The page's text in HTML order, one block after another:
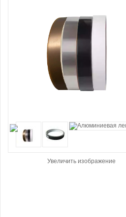
Увеличить изображение